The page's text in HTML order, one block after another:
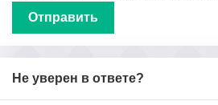
Не уверен в ответе?